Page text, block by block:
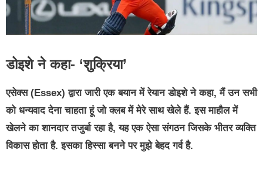
डोइशे ने कहा- ‘शुक्रिया’
एसेक्स (Essex) द्वारा जारी एक बयान में रेयान डोइशे ने कहा, मैं उन सभी
को धन्यवाद देना चाहता हूं जो क्लब में मेरे साथ खेले हैं. इस माहौल में
खेलने का शानदार तजुर्बा रहा है, यह एक ऐसा संगठन जिसके भीतर व्यक्ति
विकास होता है. इसका हिस्सा बनने पर मुझे बेहद गर्व है.